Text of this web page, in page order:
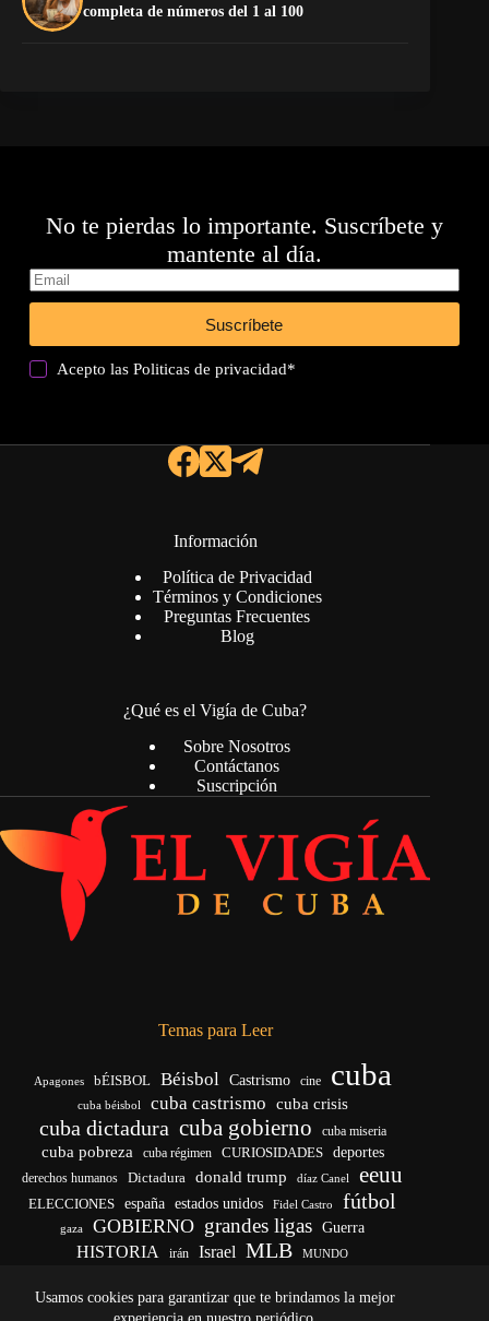
Usamos cookies para garantizar que te brindamos la mejor
completa de números del 1 al 100
No te pierdas lo importante. Suscríbete y
mantente al día.
Suscríbete
Acepto lasPoliticas de privacidad*
Información
Política de Privacidad
Términos y Condiciones
Preguntas Frecuentes
Blog
¿Qué es el Vigía de Cuba?
Sobre Nosotros
Contáctanos
Suscripción
Temas para Leer
Apagones bÉISBOL Béisbol Castrismo cine cuba
cuba béisbol cuba castrismo cuba crisis
cuba dictadura cuba gobierno cuba miseria
cuba pobreza cuba régimen CURIOSIDADES deportes
derechos humanos Dictadura donald trump díaz Canel eeuu
ELECCIONES españa estados unidos Fidel Castro fútbol
gaza GOBIERNO grandes ligas Guerra
HISTORIA irán Israel MLB MUNDO
Rusia
régimen cubano Trump Ucrania venezuela vida yankees